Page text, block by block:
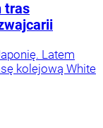
tras
Latem
kolejową White